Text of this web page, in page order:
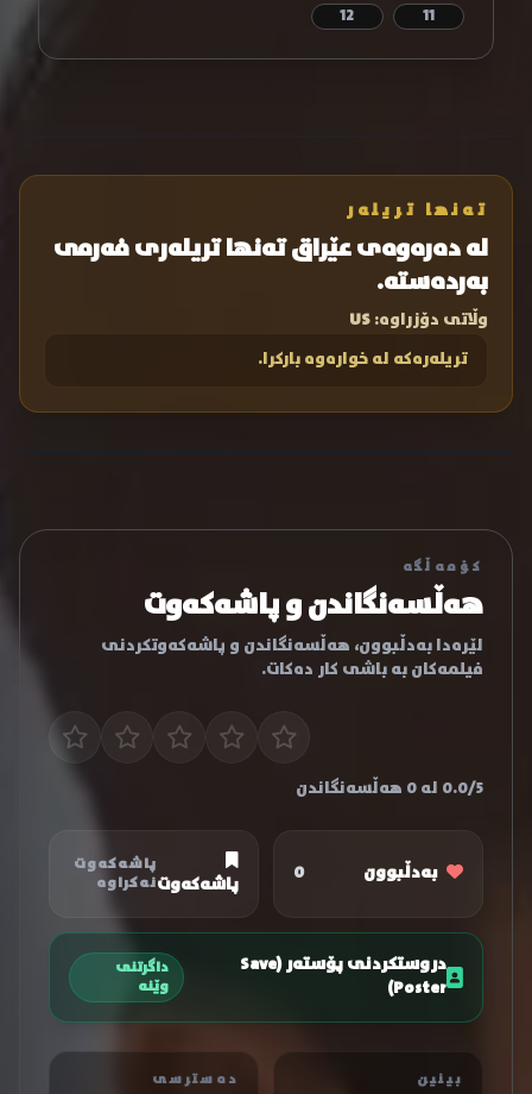
11
12
تەنها تریلەر
لە دەرەوەی عێراق تەنها تریلەری فەرمی
بەردەستە.
وڵاتی دۆزراوە:US
تریلەرەکە لە خوارەوە بارکرا.
کۆمەڵگە
هەڵسەنگاندن و پاشەکەوت
لێرەدا بەدڵبوون، هەڵسەنگاندن و پاشەکەوتکردنی
فیلمەکان بە باشی کار دەکات.
0.0/5 لە 0 هەڵسەنگاندن
بەدڵبوون 0 پاشەکەوت
پاشەکەوت
نەکراوە
دروستکردنی پۆستەر (Save
Poster)
داگرتنی
وێنە
بینین دەسترسی